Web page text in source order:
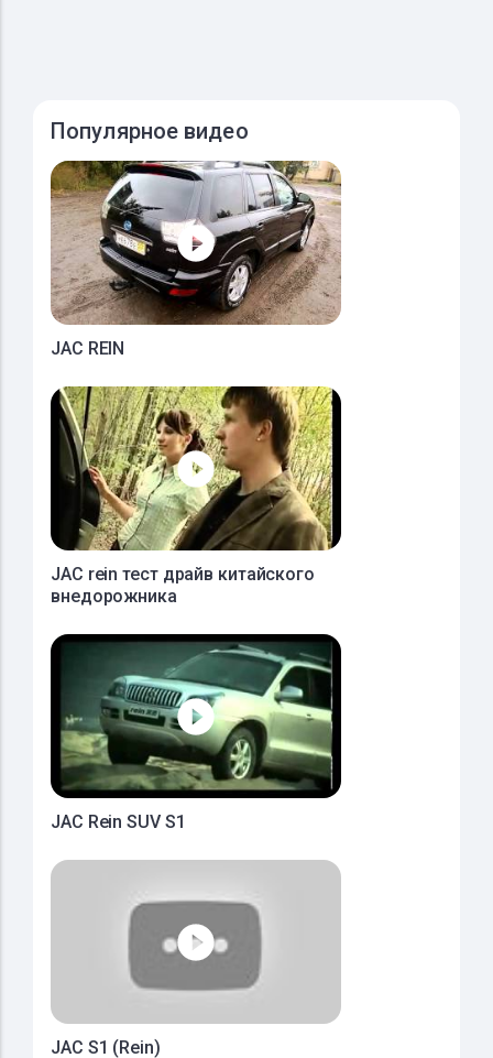
Популярное видео
JAC REIN
JAC rein тест драйв китайского
внедорожника
JAC Rein SUV S1
JAC S1 (Rein)